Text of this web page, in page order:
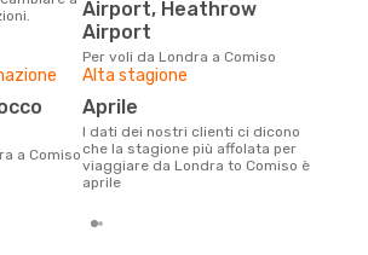
Airport, Heathrow
Airport
Per voli da Londra a Comiso
a Comiso
Alta stagione
aprile
I dati dei nostri clienti ci dicono
che la stagione più affolata per
viaggiare da Londra to Comiso è
aprile